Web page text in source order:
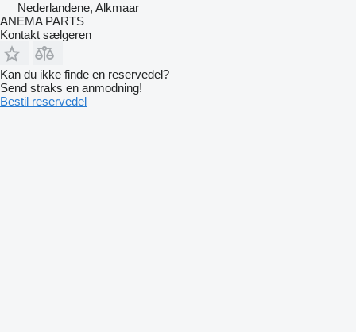
Nederlandene, Alkmaar
ANEMA PARTS
Kontakt sælgeren
Kan du ikke finde en reservedel?
Send straks en anmodning!
Bestil reservedel